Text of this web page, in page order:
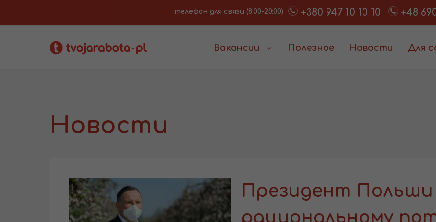
телефон для связи (8:00-20:00) +380 947 10 10 10 +48
Вакансии Полезное Новости Для
Новости
Президент Польши
рациональному